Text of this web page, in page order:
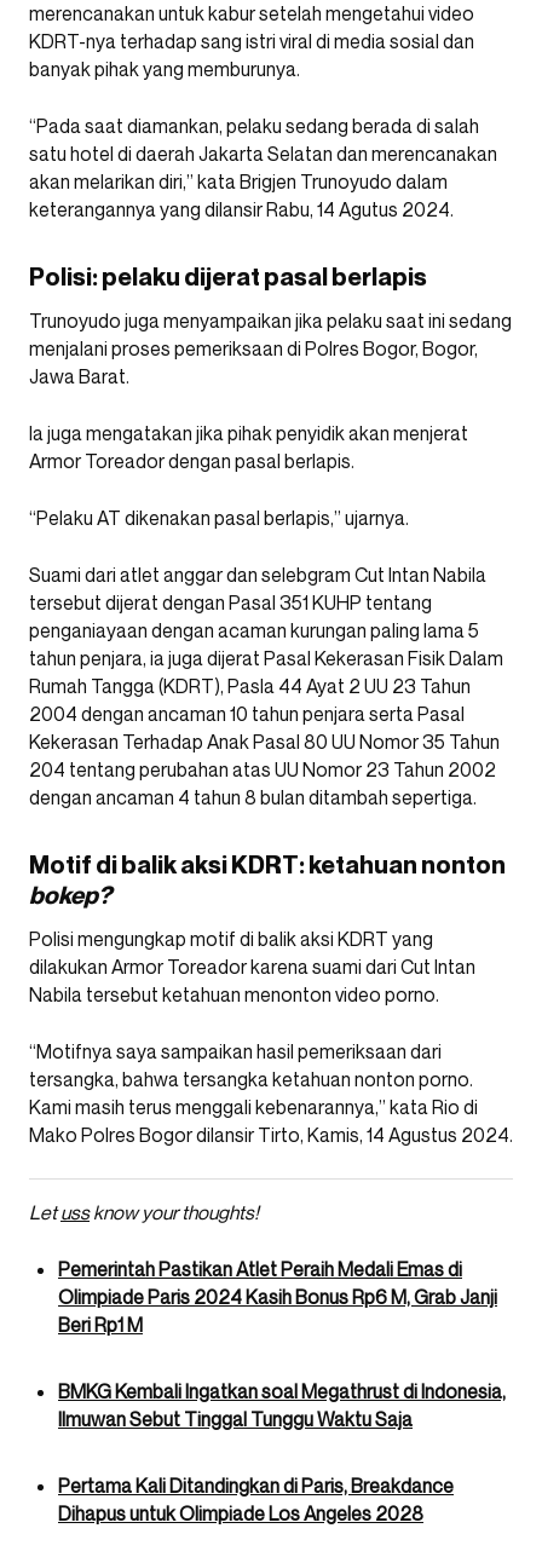
merencanakan untuk kabur setelah mengetahui video
KDRT-nya terhadap sang istri viral di media sosial dan
banyak pihak yang memburunya.
“Pada saat diamankan, pelaku sedang berada di salah
satu hotel di daerah Jakarta Selatan dan merencanakan
akan melarikan diri,” kata Brigjen Trunoyudo dalam
keterangannya yang dilansir Rabu, 14 Agutus 2024.
Polisi: pelaku dijerat pasal berlapis
Trunoyudo juga menyampaikan jika pelaku saat ini sedang
menjalani proses pemeriksaan di Polres Bogor, Bogor,
Jawa Barat.
Ia juga mengatakan jika pihak penyidik akan menjerat
Armor Toreador dengan pasal berlapis.
“Pelaku AT dikenakan pasal berlapis,” ujarnya.
Suami dari atlet anggar dan selebgram Cut Intan Nabila
tersebut dijerat dengan Pasal 351 KUHP tentang
penganiayaan dengan acaman kurungan paling lama 5
tahun penjara, ia juga dijerat Pasal Kekerasan Fisik Dalam
Rumah Tangga (KDRT), Pasla 44 Ayat 2 UU 23 Tahun
2004 dengan ancaman 10 tahun penjara serta Pasal
Kekerasan Terhadap Anak Pasal 80 UU Nomor 35 Tahun
204 tentang perubahan atas UU Nomor 23 Tahun 2002
dengan ancaman 4 tahun 8 bulan ditambah sepertiga.
Motif di balik aksi KDRT: ketahuan nonton
bokep?
Polisi mengungkap motif di balik aksi KDRT yang
dilakukan Armor Toreador karena suami dari Cut Intan
Nabila tersebut ketahuan menonton video porno.
“Motifnya saya sampaikan hasil pemeriksaan dari
tersangka, bahwa tersangka ketahuan nonton porno.
Kami masih terus menggali kebenarannya,” kata Rio di
Mako Polres Bogor dilansir Tirto, Kamis, 14 Agustus 2024.
Letussknow your thoughts!
Pemerintah Pastikan Atlet Peraih Medali Emas di
Olimpiade Paris 2024 Kasih Bonus Rp6 M, Grab Janji
Beri Rp1 M
BMKG Kembali Ingatkan soal Megathrust di Indonesia,
Ilmuwan Sebut Tinggal Tunggu Waktu Saja
Pertama Kali Ditandingkan di Paris, Breakdance
Dihapus untuk Olimpiade Los Angeles 2028